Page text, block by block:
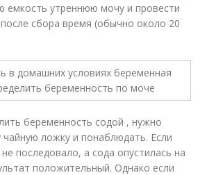
емкость утреннюю мочу и провести
сбора время (обычно около 20
беременность содой , нужно
ложку и понаблюдать. Если
последовало, а сода опустилась на
положительный. Однако если